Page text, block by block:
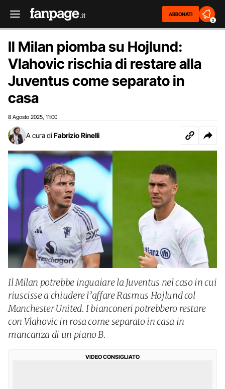
ABBONATI
2
Il Milan piomba su Hojlund:
Vlahovic rischia di restare alla
Juventus come separato in
casa
8 Agosto 2025 11:00
A cura di Fabrizio Rinelli
Il Milan potrebbe inguaiare la Juventus nel caso in cui
riuscisse a chiudere l’affare Rasmus Hojlund col
Manchester United. I bianconeri potrebbero restare
con Vlahovic in rosa come separato in casa in
mancanza di un piano B.
VIDEO CONSIGLIATO